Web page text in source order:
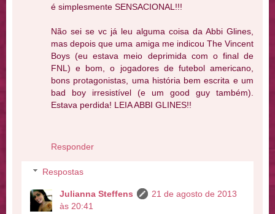
é simplesmente SENSACIONAL!!!
Não sei se vc já leu alguma coisa da Abbi Glines,
mas depois que uma amiga me indicou The Vincent
Boys (eu estava meio deprimida com o final de
FNL) e bom, o jogadores de futebol americano,
bons protagonistas, uma história bem escrita e um
bad boy irresistível (e um good guy também).
Estava perdida! LEIA ABBI GLINES!!
Responder
Respostas
Julianna Steffens
21 de agosto de 2013
às 20:41